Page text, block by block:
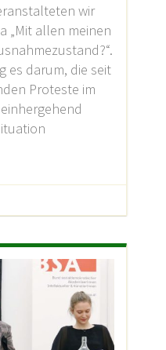
wir
„Mit allen meinen
es darum, die seit
Proteste im